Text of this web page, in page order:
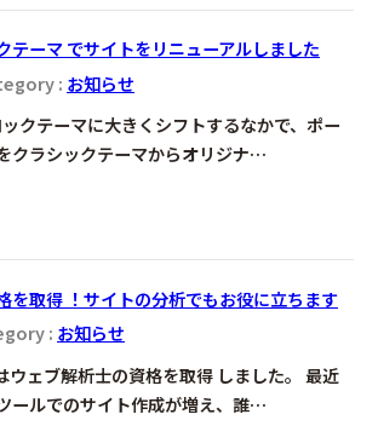
テーマ でサイトをリニューアルしました
: お知らせ
クテーマに大きくシフトするなかで、ポー
クラシックテーマからオリジナ…
を取得 ！サイトの分析でもお役に立ちます
: お知らせ
ウェブ解析士の資格を取得 しました。 最近
ールでのサイト作成が増え、誰…